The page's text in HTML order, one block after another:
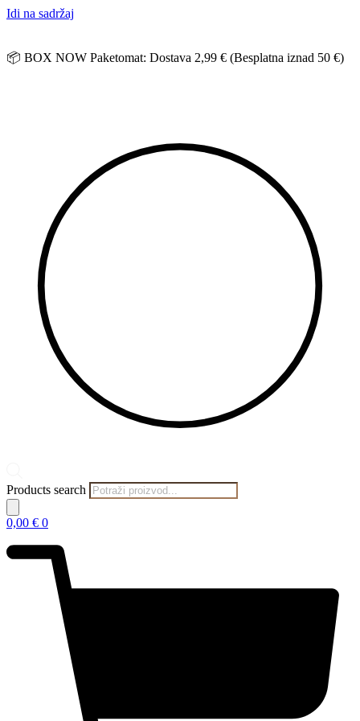
Idi na sadržaj
📦 BOX NOW Paketomat: Dostava 2,99 € (Besplatna iznad 50 €)
Products search
0,00 € 0